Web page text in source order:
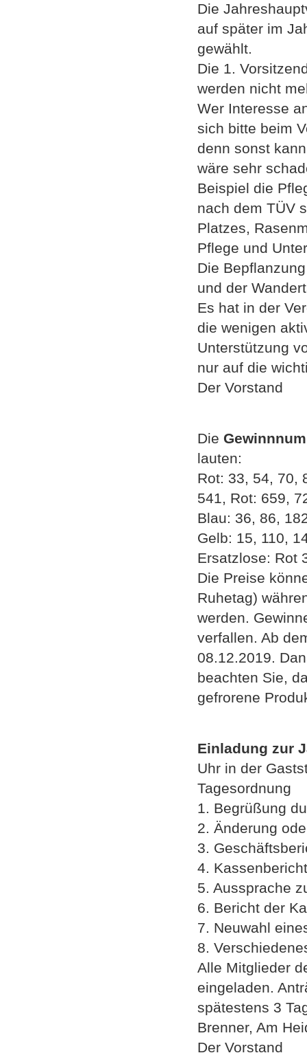
Die
auf später im
gewählt.
Die 1.
werden nicht
Wer Interesse
sich bitte beim
denn sonst
wäre sehr
Beispiel die
nach dem TÜV
Platzes,
Pflege und
Die
und der
Es hat in der
die wenigen
Unterstützung
nur auf die
Der Vorstand
Die
lauten:
Rot: 33, 54, 70,
541, Rot: 659,
Blau: 36, 86,
Gelb: 15, 110,
Ersatzlose: Rot
Die Preise
Ruhetag)
werden.
verfallen. Ab
08.12.2019.
beachten Sie,
gefrorene
Einladung zur
Uhr in der
Tagesordnung
1. Begrüßung
2. Änderung
3.
4.
5. Aussprache
6. Bericht der
7. Neuwahl
8.
Alle Mitglieder
eingeladen.
spätestens 3
Brenner, Am
Der Vorstand